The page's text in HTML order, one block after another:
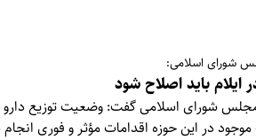
شورای اسلامی:
ایلام باید اصلاح شود
مجلس شورای اسلامی گفت: وضعیت توزیع
در این حوزه اقدامات مؤثر و فوری